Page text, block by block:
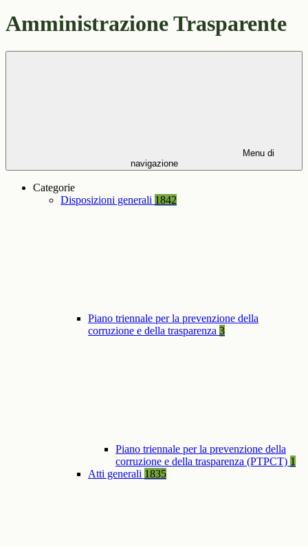
Amministrazione Trasparente
Menu di
navigazione
Categorie
Disposizioni generali 1842
Piano triennale per la prevenzione della
corruzione e della trasparenza 3
Piano triennale per la prevenzione della
corruzione e della trasparenza (PTPCT) 1
Atti generali 1835